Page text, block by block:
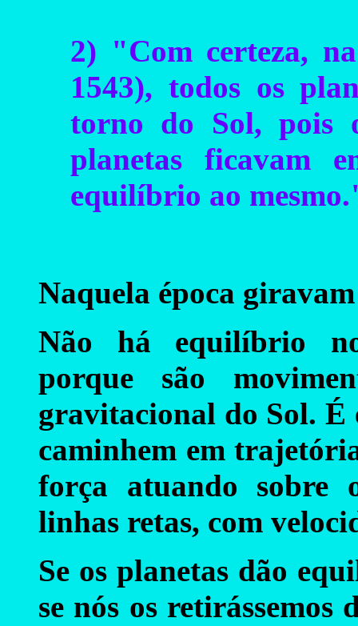
2) "Com certeza,
1543), todos os
torno do Sol, pois
planetas ficavam
equilíbrio ao
Naquela época
Não há equilíbrio
porque são
gravitacional do Sol. É
caminhem em
força atuando sobre
linhas retas, com
Se os planetas dão
se nós os